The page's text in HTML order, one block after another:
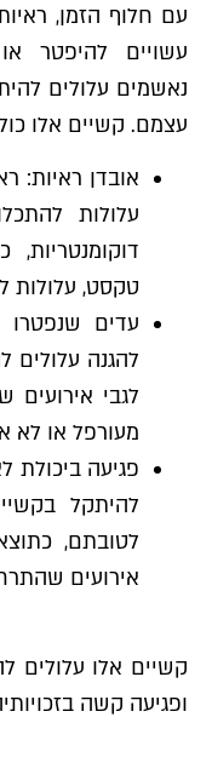
עם חלוף הזמן,
עשויים להיפטר
נאשמים עלולים
עצמם. קשיים אלו
עלולות
טקסט, עלולות
עדים שנפטרו
להגנה עלולים
לגבי אירועים
מעורפל או לא
פגיעה ביכולת
להיתקל
לטובתם,
אירועים
קשיים אלו עלולים
ופגיעה קשה